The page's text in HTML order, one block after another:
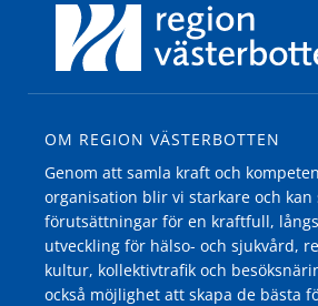
OM REGION VÄSTERBOTTEN
Genom att samla kraft och
organisation blir vi starkare och kan
förutsättningar för en kraftfull,
utveckling för hälso- och sjukvård,
kultur, kollektivtrafik och
också möjlighet att skapa de bästa